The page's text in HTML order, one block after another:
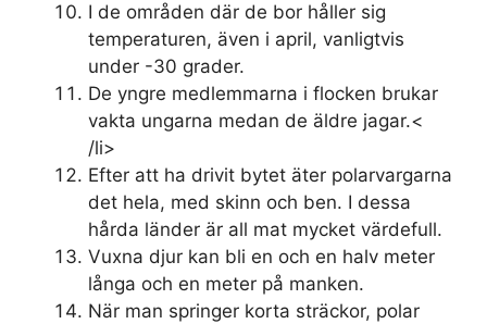
I de områden där de bor håller sig
temperaturen, även i april, vanligtvis
under -30 grader.
De yngre medlemmarna i flocken brukar
vakta ungarna medan de äldre jagar.<
/li>
Efter att ha drivit bytet äter polarvargarna
det hela, med skinn och ben. I dessa
hårda länder är all mat mycket värdefull.
Vuxna djur kan bli en och en halv meter
långa och en meter på manken.
När man springer korta sträckor, polar